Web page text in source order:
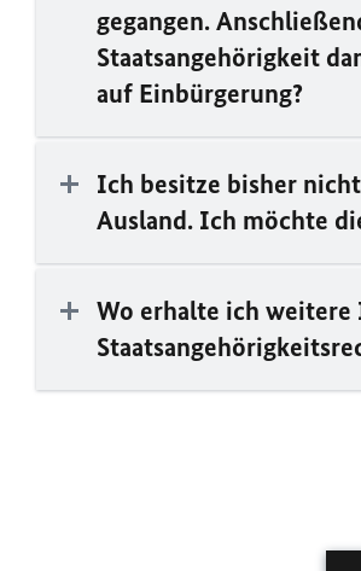
gegangen.
Staatsangehörigkeit
auf Einbürgerung?
Ich besitze bisher
Ausland. Ich möchte
Wo erhalte ich